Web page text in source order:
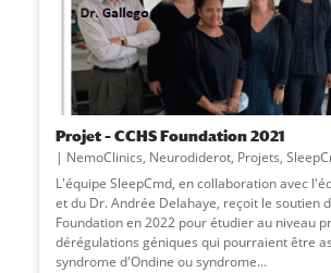
Projet – CCHS Foundation 2021
NemoClinics, Neurodiderot, Projets,
L'équipe SleepCmd, en collaboration avec
et du Dr. Andrée Delahaye, reçoit le soutien
Foundation en 2022 pour étudier au niveau
dérégulations géniques qui pourraient être
syndrome d'Ondine ou syndrome...